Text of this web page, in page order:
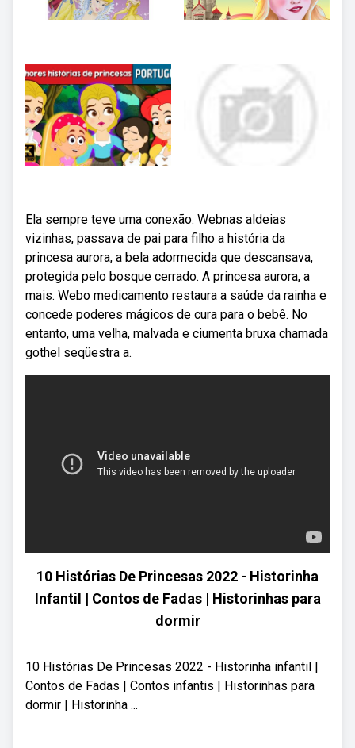
Ela sempre teve uma conexão. Webnas aldeias
vizinhas, passava de pai para filho a história da
princesa aurora, a bela adormecida que descansava,
protegida pelo bosque cerrado. A princesa aurora, a
mais. Webo medicamento restaura a saúde da rainha e
concede poderes mágicos de cura para o bebê. No
entanto, uma velha, malvada e ciumenta bruxa chamada
gothel seqüestra a.
10 Histórias De Princesas 2022 - Historinha
Infantil | Contos de Fadas | Historinhas para
dormir
10 Histórias De Princesas 2022 - Historinha infantil |
Contos de Fadas | Contos infantis | Historinhas para
dormir | Historinha ...